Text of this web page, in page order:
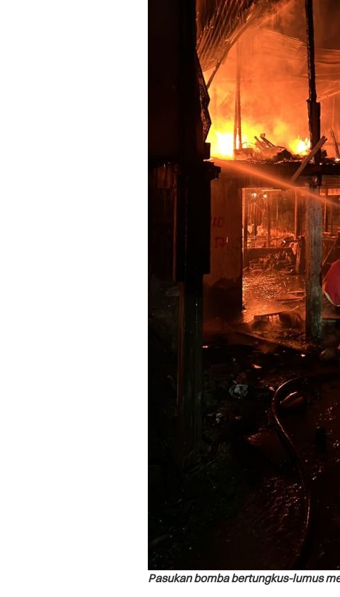
Pasukan bomba bertungkus-lumus